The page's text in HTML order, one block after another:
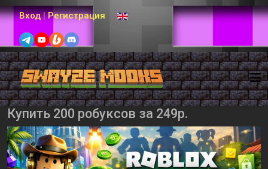
Вход | Регистрация Выберите язык
Купить 200 робуксов за 249р.